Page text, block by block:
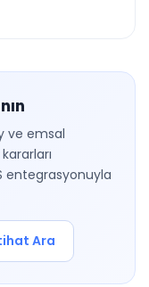
ve emsal
entegrasyonuyla
Ara